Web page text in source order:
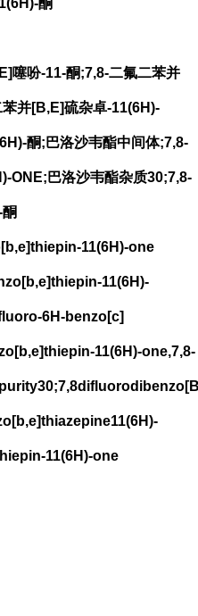
酮
噻吩-11-酮;7,8-二氟二苯并
并[B,E]硫杂卓-11(6H)-
酮;巴洛沙韦酯中间体;7,8-
ONE;巴洛沙韦酯杂质30;7,8-
11(6H)-one
11(6H)-
6H-benzo[c]
11(6H)-one,7,8-
11(6H)-one